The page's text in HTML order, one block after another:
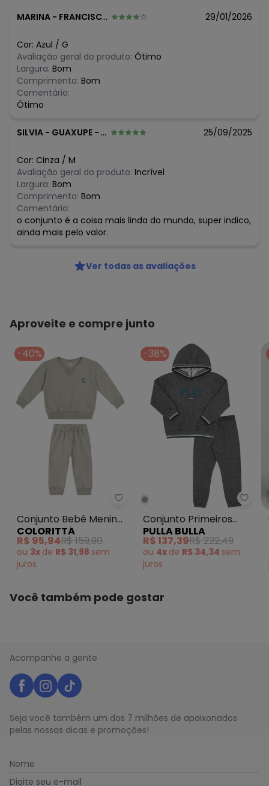
julho/2026 N/D*
maio/2026
abril/2026
março/2026
fevereiro/2026
MARINA - FRANCISCO SANTOS - PI 29/01/2026
Cor: Azul / G
Avaliação geral do produto: Ótimo
Largura: Bom
Comprimento: Bom
Comentário:
Ótimo
SILVIA - GUAXUPE - MG 25/09/2025
Cor: Cinza / M
Avaliação geral do produto: Incrível
Largura: Bom
Comprimento: Bom
Comentário:
o conjunto é a coisa mais linda do mundo, super indico,
ainda mais pelo valor.
Ver todas as avaliações
Aproveite e compre junto
-40%
Colorittá - Conjunto Bebê
Conjunto Bebê Menino
Moletom Ponto Roma
Cinza
COLORITTÁ
R$ 95,94R$ 159,90
ou 3x de R$ 31,98 sem
juros
-38%
Conjunto Primeiros
Passos Menino
Moletom Cinza
PULLA BULLA
R$ 137,39R$ 222,49
ou 4x de R$ 34,34 sem
juros
Você também pode gostar
Acompanhe a gente
Seja você também um dos 7 milhões de apaixonados
pelas nossas dicas e promoções!
Nome
Digite seu e-mail